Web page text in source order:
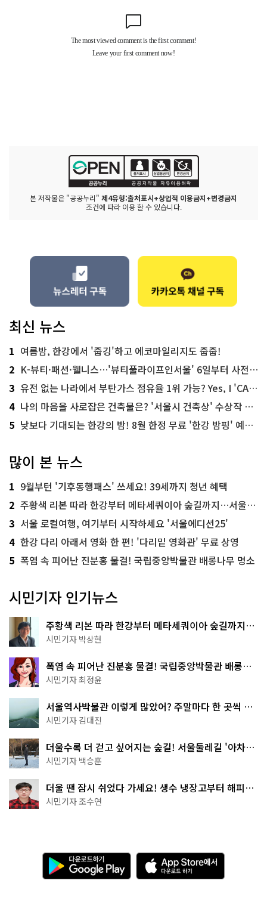
본 저작물은 "공공누리" 제4유형:출처표시+상업적 이용금지+변경금지
조건에 따라 이용 할 수 있습니다.
최신 뉴스
1 여름밤, 한강에서 '줍깅'하고 에코마일리지도 줍줍!
2 K-뷰티·패션·웰니스…'뷰티풀라이프인서울' 6일부터 사전 예약
3 유전 없는 나라에서 부탄가스 점유율 1위 가능? Yes, I 'CAN'
4 나의 마음을 사로잡은 건축물은? '서울시 건축상' 수상작 공개!
5 낮보다 기대되는 한강의 밤! 8월 한정 무료 '한강 밤핑' 예약은?
많이 본 뉴스
1 9월부턴 '기후동행패스' 쓰세요! 39세까지 청년 혜택
2 주황색 리본 따라 한강부터 메타세쿼이아 숲길까지…서울둘레길 15코스
3 서울 로컬여행, 여기부터 시작하세요 '서울에디션25'
4 한강 다리 아래서 영화 한 편! '다리밑 영화관' 무료 상영
5 폭염 속 피어난 진분홍 물결! 국립중앙박물관 배롱나무 명소
시민기자 인기뉴스
주황색 리본 따라 한강부터 메타세쿼이아 숲길까지…
서울둘레길 15코스
시민기자 박상현
폭염 속 피어난 진분홍 물결! 국립중앙박물관 배롱나
무 명소
시민기자 최정윤
서울역사박물관 이렇게 많았어? 주말마다 한 곳씩 떠
나는 역사 산책
시민기자 김대진
더울수록 더 걷고 싶어지는 숲길! 서울둘레길 '아차산
코스'
시민기자 백승훈
더울 땐 잠시 쉬었다 가세요! 생수 냉장고부터 해피소
·무더위쉼터까지
시민기자 조수연
다
운
로
A
p
p